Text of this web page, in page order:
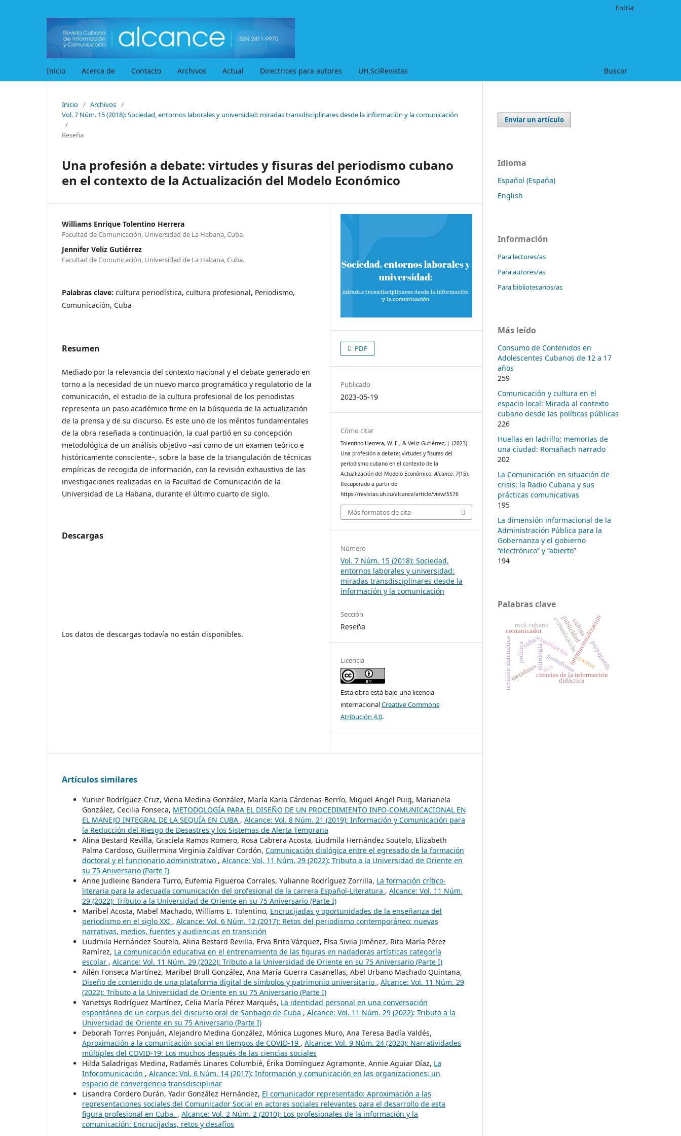
Inicio Acerca de Contacto Archivos Actual Directrices para autores UH.SciRevistas Buscar
Entrar
Inicio / Archivos /
Vol. 7 Núm. 15 (2018): Sociedad, entornos laborales y universidad: miradas transdisciplinares desde la información y la comunicación
/
Reseña
Una profesión a debate: virtudes y fisuras del periodismo cubano
en el contexto de la Actualización del Modelo Económico
Williams Enrique Tolentino Herrera
Facultad de Comunicación, Universidad de La Habana, Cuba.
Jennifer Veliz Gutiérrez
Facultad de Comunicación, Universidad de La Habana, Cuba.
Palabras clave: cultura periodística, cultura profesional, Periodismo,
Comunicación, Cuba
Resumen
Mediado por la relevancia del contexto nacional y el debate generado en
torno a la necesidad de un nuevo marco programático y regulatorio de la
comunicación, el estudio de la cultura profesional de los periodistas
representa un paso académico firme en la búsqueda de la actualización
de la prensa y de su discurso. Es este uno de los méritos fundamentales
de la obra reseñada a continuación, la cual partió en su concepción
metodológica de un análisis objetivo –así como de un examen teórico e
históricamente consciente–, sobre la base de la triangulación de técnicas
empíricas de recogida de información, con la revisión exhaustiva de las
investigaciones realizadas en la Facultad de Comunicación de la
Universidad de La Habana, durante el último cuarto de siglo.
Descargas
Los datos de descargas todavía no están disponibles.
PDF
Publicado
2023-05-19
Cómo citar
Tolentino Herrera, W. E., & Veliz Gutiérrez, J. (2023).
Una profesión a debate: virtudes y fisuras del
periodismo cubano en el contexto de la
Actualización del Modelo Económico.Alcance, 7(15).
Recuperado a partir de
https://revistas.uh.cu/alcance/article/view/5576
Más formatos de cita
Número
Vol. 7 Núm. 15 (2018): Sociedad,
entornos laborales y universidad:
miradas transdisciplinares desde la
información y la comunicación
Sección
Reseña
Licencia
Esta obra está bajo una licencia
internacionalCreative Commons
Atribución 4.0.
Artículos similares
Yunier Rodríguez-Cruz, Viena Medina-González, María Karla Cárdenas-Berrío, Miguel Angel Puig, Marianela
González, Cecilia Fonseca, METODOLOGÍA PARA EL DISEÑO DE UN PROCEDIMIENTO INFO-COMUNICACIONAL EN
EL MANEJO INTEGRAL DE LA SEQUÍA EN CUBA , Alcance: Vol. 8 Núm. 21 (2019): Información y Comunicación para
la Reducción del Riesgo de Desastres y los Sistemas de Alerta Temprana
Alina Bestard Revilla, Graciela Ramos Romero, Rosa Cabrera Acosta, Liudmila Hernández Soutelo, Elizabeth
Palma Cardoso, Guillermina Virginia Zaldívar Cordón, Comunicación dialógica entre el egresado de la formación
doctoral y el funcionario administrativo , Alcance: Vol. 11 Núm. 29 (2022): Tributo a la Universidad de Oriente en
su 75 Aniversario (Parte I)
Anne Judleine Bandera Turro, Eufemia Figueroa Corrales, Yulianne Rodríguez Zorrilla, La formación crítico-
literaria para la adecuada comunicación del profesional de la carrera Español-Literatura , Alcance: Vol. 11 Núm.
29 (2022): Tributo a la Universidad de Oriente en su 75 Aniversario (Parte I)
Maribel Acosta, Mabel Machado, Williams E. Tolentino, Encrucijadas y oportunidades de la enseñanza del
periodismo en el siglo XXI , Alcance: Vol. 6 Núm. 12 (2017): Retos del periodismo contemporáneo: nuevas
narrativas, medios, fuentes y audiencias en transición
Liudmila Hernández Soutelo, Alina Bestard Revilla, Erva Brito Vázquez, Elsa Sivila Jiménez, Rita María Pérez
Ramírez, La comunicación educativa en el entrenamiento de las figuras en nadadoras artísticas categoría
escolar , Alcance: Vol. 11 Núm. 29 (2022): Tributo a la Universidad de Oriente en su 75 Aniversario (Parte I)
Ailén Fonseca Martínez, Maribel Brull González, Ana María Guerra Casanellas, Abel Urbano Machado Quintana,
Diseño de contenido de una plataforma digital de símbolos y patrimonio universitario , Alcance: Vol. 11 Núm. 29
(2022): Tributo a la Universidad de Oriente en su 75 Aniversario (Parte I)
Yanetsys Rodríguez Martínez, Celia María Pérez Marqués, La identidad personal en una conversación
espontánea de un corpus del discurso oral de Santiago de Cuba , Alcance: Vol. 11 Núm. 29 (2022): Tributo a la
Universidad de Oriente en su 75 Aniversario (Parte I)
Deborah Torres Ponjuán, Alejandro Medina González, Mónica Lugones Muro, Ana Teresa Badía Valdés,
Aproximación a la comunicación social en tiempos de COVID-19 , Alcance: Vol. 9 Núm. 24 (2020): Narratividades
múltiples del COVID-19: Los muchos después de las ciencias sociales
Hilda Saladrigas Medina, Radamés Linares Columbié, Érika Domínguez Agramonte, Annie Aguiar Díaz, La
Infocomunicación , Alcance: Vol. 6 Núm. 14 (2017): Información y comunicación en las organizaciones: un
espacio de convergencia transdisciplinar
Lisandra Cordero Durán, Yadir González Hernández, El comunicador representado: Aproximación a las
representaciones sociales del Comunicador Social en actores sociales relevantes para el desarrollo de esta
figura profesional en Cuba. , Alcance: Vol. 2 Núm. 2 (2010): Los profesionales de la información y la
comunicación: Encrucijadas, retos y desafíos
Enviar un artículo
Idioma
Español (España)
English
Información
Para lectores/as
Para autores/as
Para bibliotecarios/as
Más leído
Consumo de Contenidos en
Adolescentes Cubanos de 12 a 17
años
259
Comunicación y cultura en el
espacio local: Mirada al contexto
cubano desde las políticas públicas
226
Huellas en ladrillo; memorias de
una ciudad: Romañach narrado
202
La Comunicación en situación de
crisis: la Radio Cubana y sus
prácticas comunicativas
195
La dimensión informacional de la
Administración Pública para la
Gobernanza y el gobierno
“electrónico” y “abierto”
194
Palabras clave
cuba
periodismo
actualización
política comunicacióninternacionalización
ciencias de la información
comunicador publicidad
propaganda.
ontología
metadatos
revisión sistemática
cultura
twitter
tics
didáctica
rock cubano